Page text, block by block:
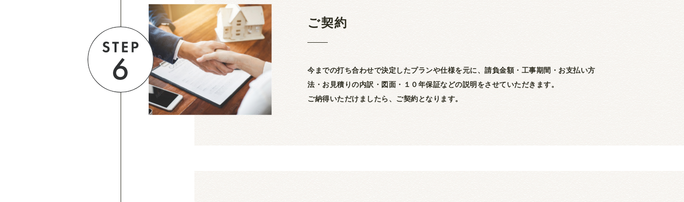
ご契約
今までの打ち合わせで決定したプランや仕様を元に、請負金額・工事期間・お支払い方
法・お見積りの内訳・図面・１０年保証などの説明をさせていただきます。
ご納得いただけましたら、ご契約となります。